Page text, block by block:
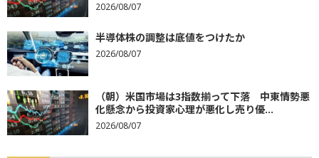
2026/08/07
半導体株の調整は底値をつけたか
2026/08/07
（朝）米国市場は3指数揃って下落 中東情勢悪
化懸念から投資家心理が悪化し売り優...
2026/08/07